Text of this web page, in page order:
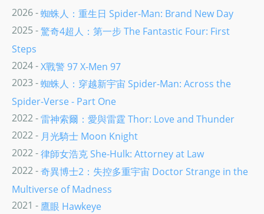
2026 -蜘蛛人：重生日 Spider-Man: Brand New Day
2025 -驚奇4超人：第一步 The Fantastic Four: First
Steps
2024 -X戰警 97 X-Men 97
2023 -蜘蛛人：穿越新宇宙 Spider-Man: Across the
Spider-Verse - Part One
2022 -雷神索爾：愛與雷霆 Thor: Love and Thunder
2022 - 月光騎士 Moon Knight
2022 -律師女浩克 She-Hulk: Attorney at Law
2022 -奇異博士2：失控多重宇宙 Doctor Strange in the
Multiverse of Madness
2021 - 鷹眼 Hawkeye